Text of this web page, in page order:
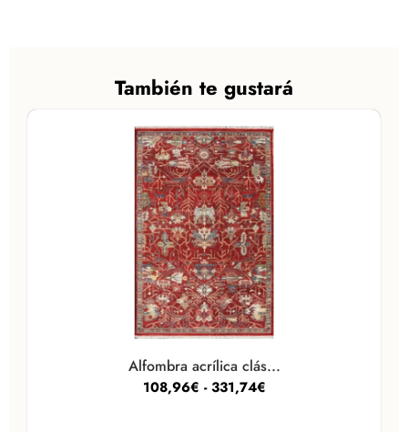
También te gustará
Alfombra acrílica clás...
108,96€ - 331,74€